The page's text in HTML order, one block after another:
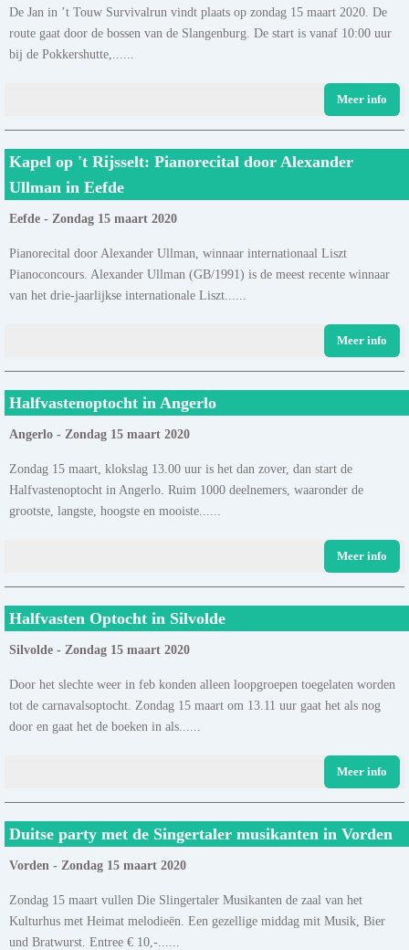
De Jan in ’t Touw Survivalrun vindt plaats op zondag 15 maart 2020. De
route gaat door de bossen van de Slangenburg. De start is vanaf 10:00 uur
bij de Pokkershutte,......
Meer info
Kapel op 't Rijsselt: Pianorecital door Alexander
Ullman in Eefde
Eefde - Zondag 15 maart 2020
Pianorecital door Alexander Ullman, winnaar internationaal Liszt
Pianoconcours. Alexander Ullman (GB/1991) is de meest recente winnaar
van het drie-jaarlijkse internationale Liszt......
Meer info
Halfvastenoptocht in Angerlo
Angerlo - Zondag 15 maart 2020
Zondag 15 maart, klokslag 13.00 uur is het dan zover, dan start de
Halfvastenoptocht in Angerlo. Ruim 1000 deelnemers, waaronder de
grootste, langste, hoogste en mooiste......
Meer info
Halfvasten Optocht in Silvolde
Silvolde - Zondag 15 maart 2020
Door het slechte weer in feb konden alleen loopgroepen toegelaten worden
tot de carnavalsoptocht. Zondag 15 maart om 13.11 uur gaat het als nog
door en gaat het de boeken in als......
Meer info
Duitse party met de Singertaler musikanten in Vorden
Vorden - Zondag 15 maart 2020
Zondag 15 maart vullen Die Slingertaler Musikanten de zaal van het
Kulturhus met Heimat melodieën. Een gezellige middag mit Musik, Bier
und Bratwurst. Entree € 10,-......